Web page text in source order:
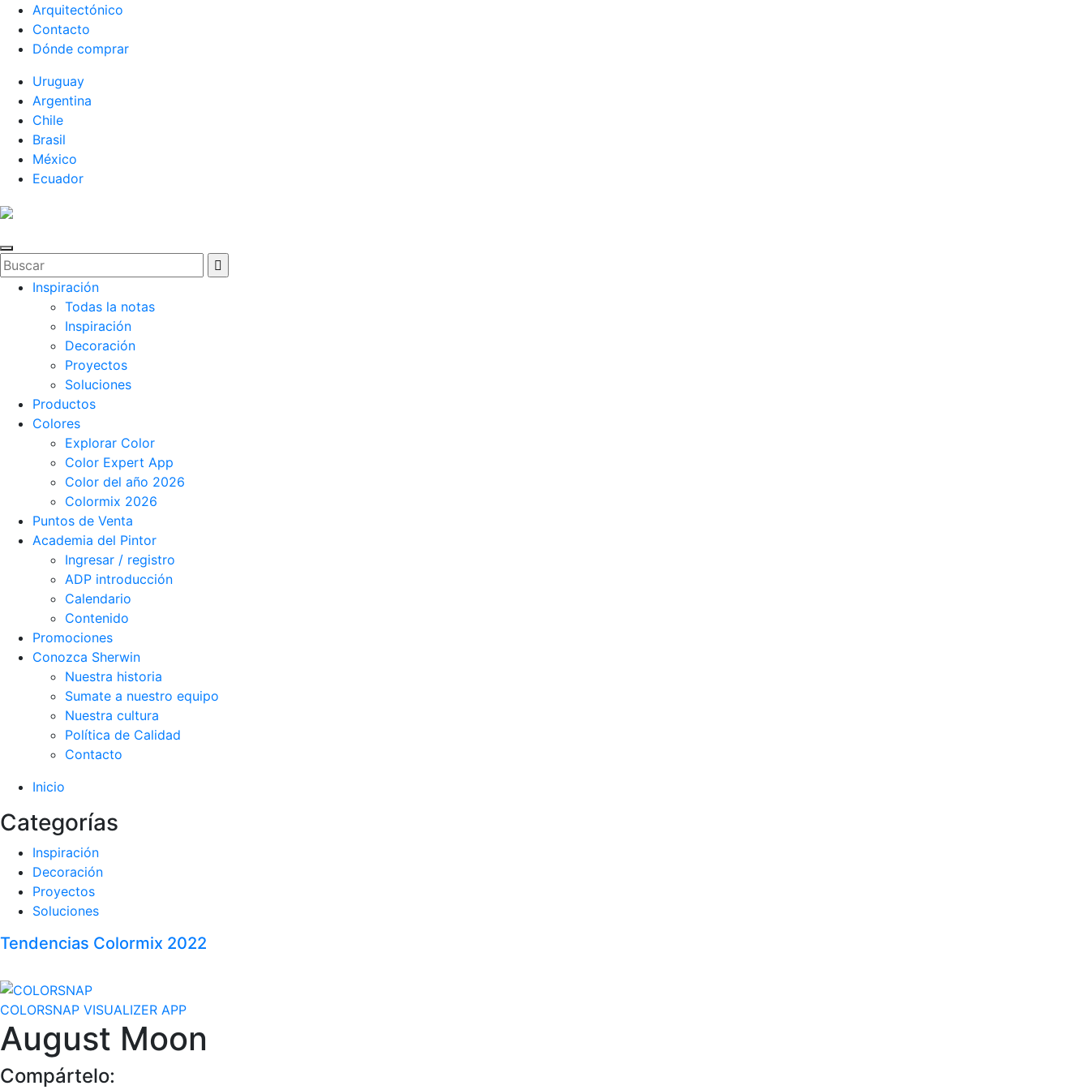
Arquitectónico
Contacto
Dónde comprar
Uruguay
Argentina
Chile
Brasil
México
Ecuador
Inspiración
Todas la notas
Inspiración
Decoración
Proyectos
Soluciones
Productos
Colores
Explorar Color
Color Expert App
Color del año 2026
Colormix 2026
Puntos de Venta
Academia del Pintor
Ingresar / registro
ADP introducción
Calendario
Contenido
Promociones
Conozca Sherwin
Nuestra historia
Sumate a nuestro equipo
Nuestra cultura
Política de Calidad
Contacto
Inicio
Categorías
Inspiración
Decoración
Proyectos
Soluciones
Tendencias Colormix 2022
COLORSNAP VISUALIZER APP
August Moon
Compártelo: